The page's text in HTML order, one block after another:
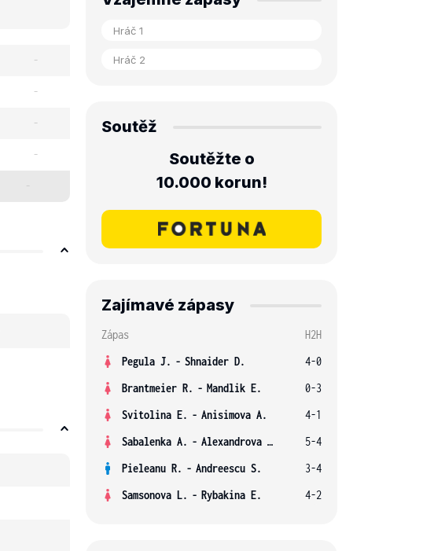
-
-
-
-
-
Soutěž
Soutěžte o
10.000 korun!
Zajímavé zápasy
Zápas
H2H
Pegula J. - Shnaider D.
4-0
Brantmeier R. - Mandlik E.
0-3
Svitolina E. - Anisimova A.
4-1
Sabalenka A. - Alexandrova E.
5-4
Pieleanu R. - Andreescu S.
3-4
Samsonova L. - Rybakina E. 4-2